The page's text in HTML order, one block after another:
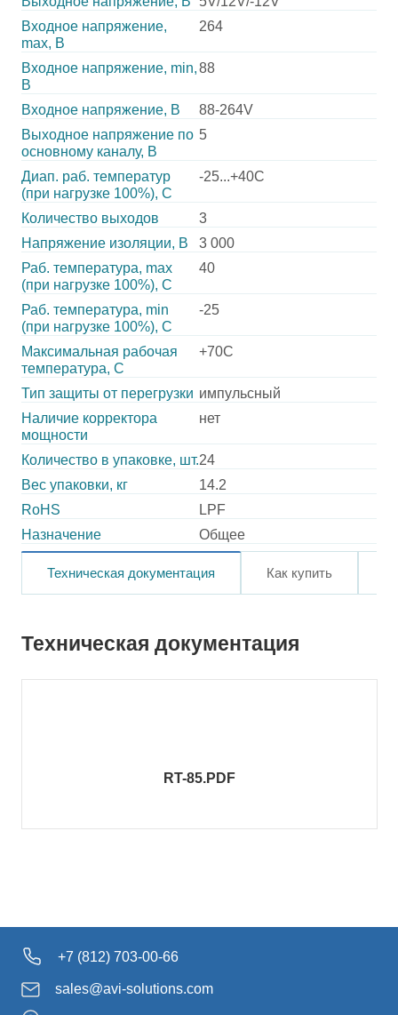
Входное напряжение,
max, В
264
Входное напряжение, min,
В
88
Входное напряжение, В
88-264V
Выходное напряжение по
основному каналу, В
5
Диап. раб. температур
(при нагрузке 100%), C
-25...+40C
Количество выходов
3
Напряжение изоляции, В
3 000
Раб. температура, max
(при нагрузке 100%), C
40
Раб. температура, min
(при нагрузке 100%), C
-25
Максимальная рабочая
температура, C
+70C
Тип защиты от перегрузки импульсный
Наличие корректора
мощности
нет
Количество в упаковке, шт.24
Вес упаковки, кг
14.2
RoHS
LPF
Назначение
Общее
Техническая документация Как купить
Техническая документация
RT-85.PDF
+7 (812) 703-00-66
sales@avi-solutions.com